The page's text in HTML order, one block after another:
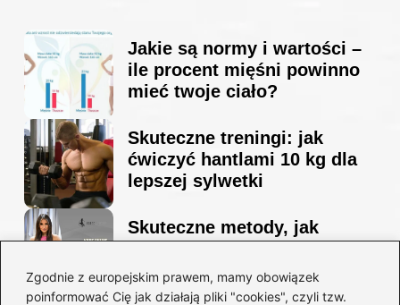
Zgodnie z europejskim prawem, mamy obowiązek
poinformować Cię jak działają pliki "cookies", czyli tzw.
Jakie są normy i wartości –
ile procent mięśni powinno
mieć twoje ciało?
Skuteczne treningi: jak
ćwiczyć hantlami 10 kg dla
lepszej sylwetki
Skuteczne metody, jak
sylwetkę w zaledwie 90 dni